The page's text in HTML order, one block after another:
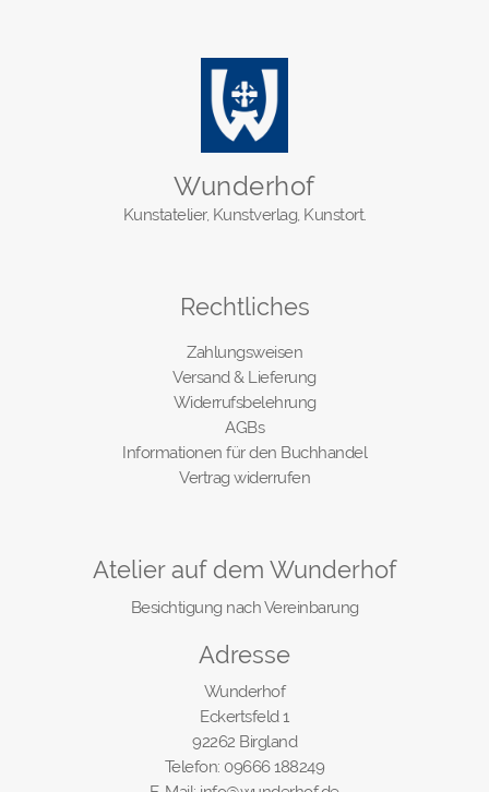
Wunderhof
Kunstatelier, Kunstverlag, Kunstort.
Rechtliches
Zahlungsweisen
Versand & Lieferung
Widerrufsbelehrung
AGBs
Informationen für den Buchhandel
Vertrag widerrufen
Atelier auf dem Wunderhof
Besichtigung nach Vereinbarung
Adresse
Wunderhof
Eckertsfeld 1
92262 Birgland
Telefon: 09666 188249